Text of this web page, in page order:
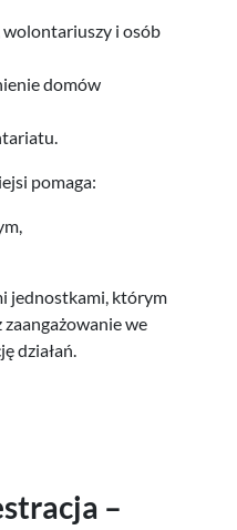
i osób
domów
pomaga:
jednostkami, którym
we
działań.
–